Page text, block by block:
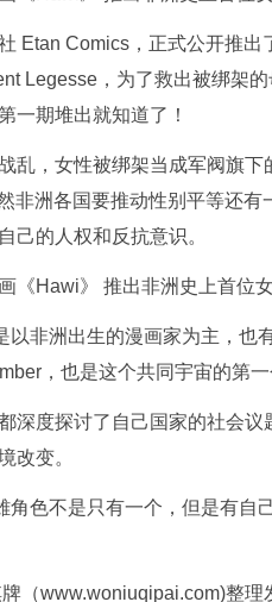
Etan Comics，正式公开推
Legesse，为了救出被绑架
一期堆出就知道了！
乱，女性被绑架当成军阀旗
非洲各国要推动性别平等还
己的人权和反抗意识。
以非洲出生的漫画家为主，也
，也是这个共同宇宙的第一
深度探讨了自己国家的社会
改变。
角色不是只有一个，但是有自
（www.woniuqipai.com)整理